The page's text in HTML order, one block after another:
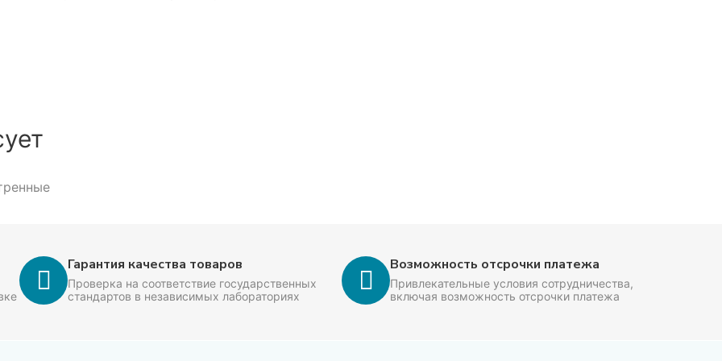
кухни, пищевых производств и HoReCa.
и резервирование объёма под производство.
Гарантия качества товаров
Проверка на соответствие государственных
стандартов в независимых лабораториях
Возможность отсрочки платежа
Привлекательные условия сотрудничества,
включая возможность отсрочки платежа